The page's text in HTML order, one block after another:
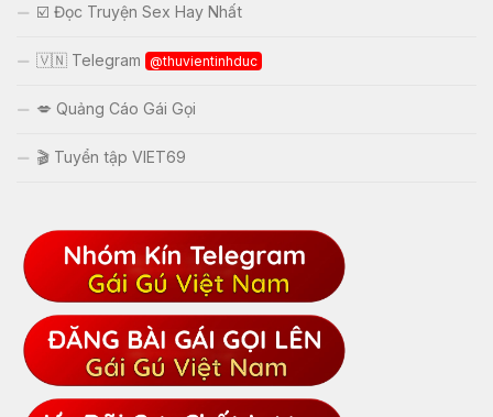
☑️ Đọc Truyện Sex Hay Nhất
🇻🇳 Telegram @thuvientinhduc
💋 Quảng Cáo Gái Gọi
🎬 Tuyển tập VIET69